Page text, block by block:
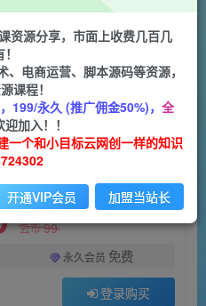
单，小白一天就上手，
关注 私信
12 55
限时特惠
云币99
永久会员 免费
登录购买
资源分享，市面上收费几百几
电商运营、脚本源码等资源，
课程！
199/永久 (推广佣金50%)， 全
加入！！
一个和小目标云网创一样的知识
开通VIP会员 加盟当站长